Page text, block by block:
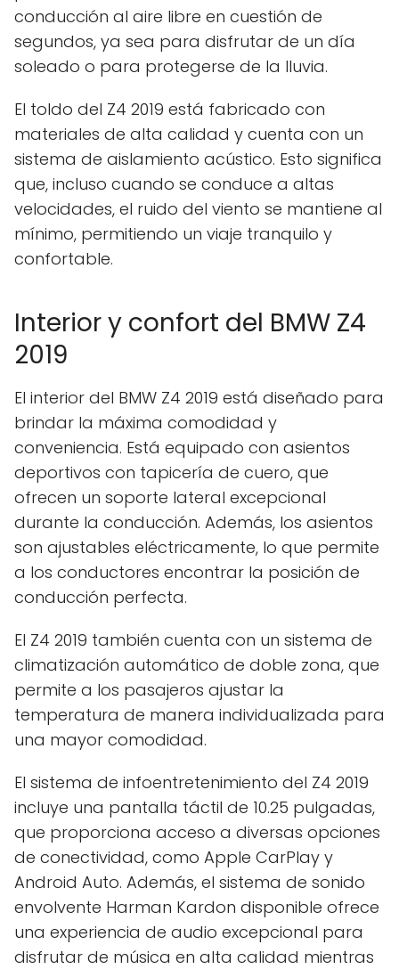
conducción al aire libre en cuestión de
segundos, ya sea para disfrutar de un día
soleado o para protegerse de la lluvia.
El toldo del Z4 2019 está fabricado con
materiales de alta calidad y cuenta con un
sistema de aislamiento acústico. Esto significa
que, incluso cuando se conduce a altas
velocidades, el ruido del viento se mantiene al
mínimo, permitiendo un viaje tranquilo y
confortable.
Interior y confort del BMW Z4
2019
El interior del BMW Z4 2019 está diseñado para
brindar la máxima comodidad y
conveniencia. Está equipado con asientos
deportivos con tapicería de cuero, que
ofrecen un soporte lateral excepcional
durante la conducción. Además, los asientos
son ajustables eléctricamente, lo que permite
a los conductores encontrar la posición de
conducción perfecta.
El Z4 2019 también cuenta con un sistema de
climatización automático de doble zona, que
permite a los pasajeros ajustar la
temperatura de manera individualizada para
una mayor comodidad.
El sistema de infoentretenimiento del Z4 2019
incluye una pantalla táctil de 10.25 pulgadas,
que proporciona acceso a diversas opciones
de conectividad, como Apple CarPlay y
Android Auto. Además, el sistema de sonido
envolvente Harman Kardon disponible ofrece
una experiencia de audio excepcional para
disfrutar de música en alta calidad mientras